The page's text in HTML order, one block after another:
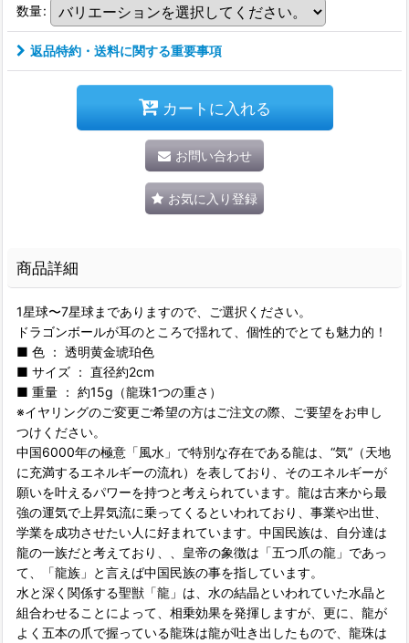
数量:
返品特約・送料に関する重要事項
カートに入れる
お問い合わせ
お気に入り登録
商品詳細
1星球〜7星球までありますので、ご選択ください。
ドラゴンボールが耳のところで揺れて、個性的でとても魅力的！
■ 色 ： 透明黄金琥珀色
■ サイズ ： 直径約2cm
■ 重量 ： 約15g（龍珠1つの重さ）
※イヤリングのご変更ご希望の方はご注文の際、ご要望をお申し
つけください。
中国6000年の極意「風水」で特別な存在である龍は、“気”（天地
に充満するエネルギーの流れ）を表しており、そのエネルギーが
願いを叶えるパワーを持つと考えられています。龍は古来から最
強の運気で上昇気流に乗ってくるといわれており、事業や出世、
学業を成功させたい人に好まれています。中国民族は、自分達は
龍の一族だと考えており、、皇帝の象徴は「五つ爪の龍」であっ
て、「龍族」と言えば中国民族の事を指しています。
水と深く関係する聖獣「龍」は、水の結晶といわれていた水晶と
組合わせることによって、相乗効果を発揮しますが、更に、龍が
よく五本の爪で握っている龍珠は龍が吐き出したもので、龍珠は